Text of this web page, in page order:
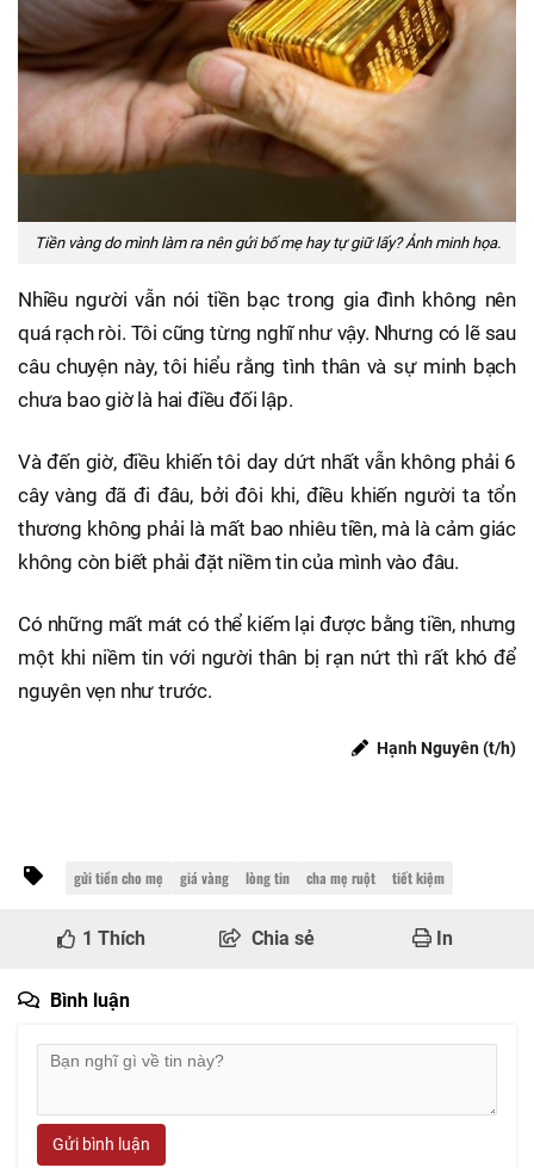
Tiền vàng do mình làm ra nên gửi bố mẹ hay tự giữ lấy? Ảnh minh họa.
Nhiều người vẫn nói tiền bạc trong gia đình không nên
quá rạch ròi. Tôi cũng từng nghĩ như vậy. Nhưng có lẽ sau
câu chuyện này, tôi hiểu rằng tình thân và sự minh bạch
chưa bao giờ là hai điều đối lập.
Và đến giờ, điều khiến tôi day dứt nhất vẫn không phải 6
cây vàng đã đi đâu, bởi đôi khi, điều khiến người ta tổn
thương không phải là mất bao nhiêu tiền, mà là cảm giác
không còn biết phải đặt niềm tin của mình vào đâu.
Có những mất mát có thể kiếm lại được bằng tiền, nhưng
một khi niềm tin với người thân bị rạn nứt thì rất khó để
nguyên vẹn như trước.
Hạnh Nguyên (t/h)
gửi tiền cho mẹ giá vàng lòng tin cha mẹ ruột tiết kiệm
1 Thích Chia sẻ In
Bình luận
Gửi bình luận